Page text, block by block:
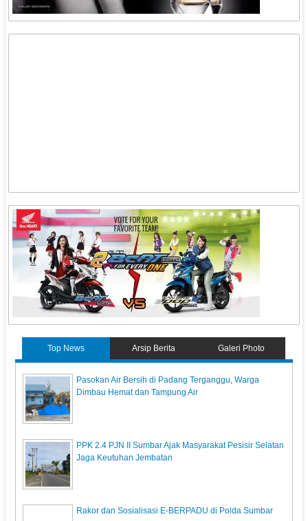
Top News Arsip Berita Galeri Photo
Pasokan Air Bersih di Padang Terganggu, Warga
Dimbau Hemat dan Tampung Air
PPK 2.4 PJN II Sumbar Ajak Masyarakat Pesisir Selatan
Jaga Keutuhan Jembatan
Rakor dan Sosialisasi E-BERPADU di Polda Sumbar